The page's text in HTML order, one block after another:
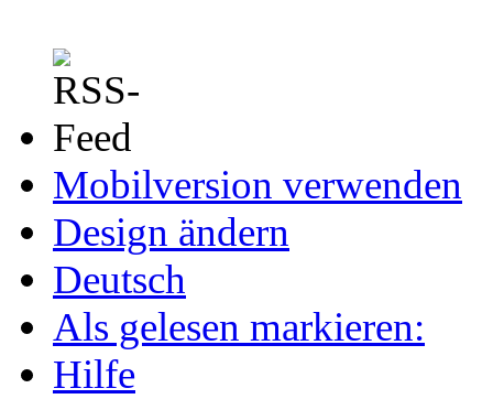
Mobilversion verwenden
Design ändern
Deutsch
Als gelesen markieren:
Hilfe